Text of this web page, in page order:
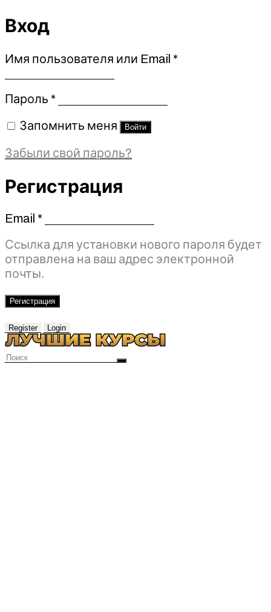
Вход
Имя пользователя или Email *Обязательно
Пароль *Обязательно
Запомнить меня Войти
Забыли свой пароль?
Регистрация
Email *Обязательно
Ссылка для установки нового пароля будет
отправлена ​​на ваш адрес электронной
почты.
Регистрация
Register Login